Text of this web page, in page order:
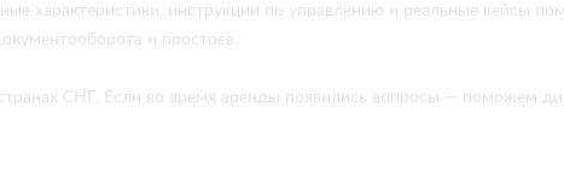
характеристики, инструкции по управлению и реальные кейсы
и простоев.
СНГ. Если во время аренды появились вопросы — поможем